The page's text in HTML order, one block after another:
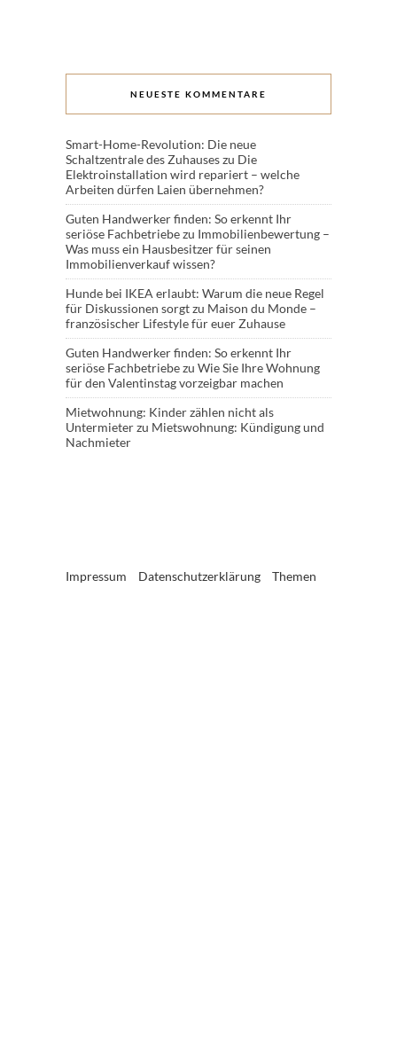
NEUESTE KOMMENTARE
Smart-Home-Revolution: Die neue
Schaltzentrale des Zuhauseszu Die
Elektroinstallation wird repariert – welche
Arbeiten dürfen Laien übernehmen?
Guten Handwerker finden: So erkennt Ihr
seriöse Fachbetriebezu Immobilienbewertung –
Was muss ein Hausbesitzer für seinen
Immobilienverkauf wissen?
Hunde bei IKEA erlaubt: Warum die neue Regel
für Diskussionen sorgtzu Maison du Monde –
französischer Lifestyle für euer Zuhause
Guten Handwerker finden: So erkennt Ihr
seriöse Fachbetriebezu Wie Sie Ihre Wohnung
für den Valentinstag vorzeigbar machen
Mietwohnung: Kinder zählen nicht als
Untermieterzu Mietswohnung: Kündigung und
Nachmieter
Impressum Datenschutzerklärung Themen